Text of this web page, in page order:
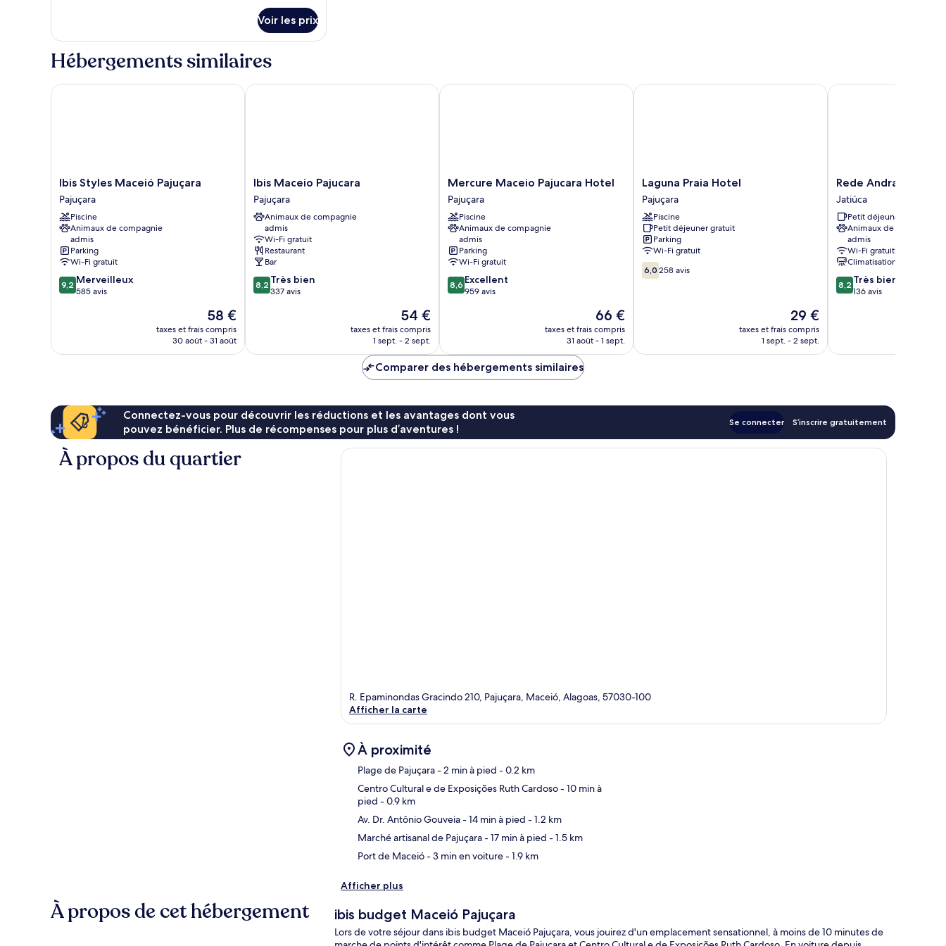
chambre :
Chambre,
1
lit
double
le
type
de
Chambre,
Voir les prix
Hébergements similaires
Ibis
Styles
Maceió
Pajuçara
Pajuçara
Ibis Styles Maceió Pajuçara
Pajuçara
Piscine
Animaux de compagnie
admis
Parking
Wi-Fi gratuit
9.2
sur
9,2 Merveilleux
585 avis
Le
nouveau
prix
58 €
taxes et frais compris
30 août - 31 août
Ibis Styles Maceió Pajuçara
Ibis
Maceio
Pajucara
Pajuçara
Ibis Maceio Pajucara
Pajuçara
Animaux de compagnie
admis
Wi-Fi gratuit
Restaurant
Bar
8.2
sur
8,2 Très bien
337 avis
Le
nouveau
prix
de
54 €
54 €
taxes et frais compris
1 sept. - 2 sept.
Ibis Maceio Pajucara
Mercure
Maceio
Pajucara
Hotel
Pajuçara
Mercure Maceio Pajucara Hotel
Pajuçara
Piscine
Animaux de compagnie
admis
Parking
Wi-Fi gratuit
8.6
sur
8,6 Excellent
959 avis
Le
nouveau
prix
66 €
taxes et frais compris
31 août - 1 sept.
Mercure Maceio Pajucara Hotel
Laguna
Praia
Hotel
Pajuçara
Laguna Praia Hotel
Pajuçara
Piscine
Petit déjeuner gratuit
Parking
Wi-Fi gratuit
6.0
sur
6,0 258 avis
Le
nouveau
prix
29 €
taxes et frais compris
1 sept. - 2 sept.
Laguna Praia Hotel
Rede
Andrade
Porto
Mar
Jatiúca
Rede Andrade
Jatiúca
Petit déjeuner gratuit
Animaux de compagnie
admis
Wi-Fi gratuit
Climatisation
8.2
sur
8,2 Très bien
136 avis
Rede Andrade Porto
Comparer des hébergements similaires
Connectez-vous pour découvrir les réductions et les avantages dont vous
pouvez bénéficier. Plus de récompenses pour plus d’aventures !
Se connecter S’inscrire gratuitement
À propos du quartier
R. Epaminondas Gracindo 210, Pajuçara, Maceió, Alagoas, 57030-100
Afficher la carte
À proximité
Plage de Pajuçara- 2 min à pied - 0.2 km
Centro Cultural e de Exposições Ruth Cardoso- 10 min à
pied - 0.9 km
Av. Dr. Antônio Gouveia- 14 min à pied - 1.2 km
Marché artisanal de Pajuçara- 17 min à pied - 1.5 km
Port de Maceió- 3 min en voiture- 1.9 km
Afficher plus
À propos de cet hébergement ibis budget Maceió Pajuçara
Lors de votre séjour dans ibis budget Maceió Pajuçara, vous jouirez d'un emplacement sensationnel, à moins de 10 minutes de